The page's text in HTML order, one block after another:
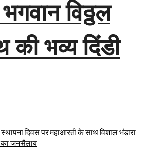
विठ्ठल
की भव्य दिंडी